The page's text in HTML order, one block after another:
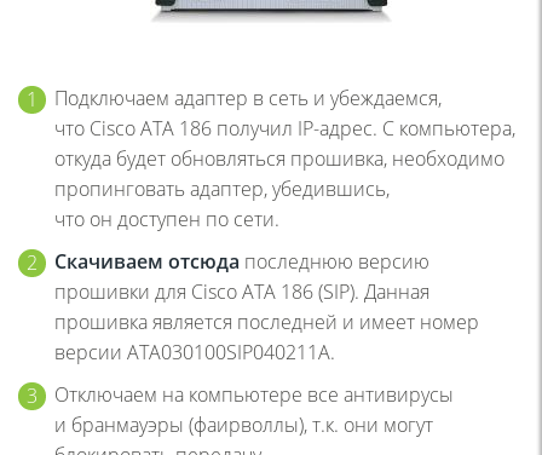
Подключаем адаптер в сеть и убеждаемся,
что Cisco ATA 186 получил IP-адрес. С компьютера,
откуда будет обновляться прошивка, необходимо
пропинговать адаптер, убедившись,
что он доступен по сети.
Скачиваем отсюда последнюю версию
прошивки для Cisco ATA 186(SIP). Данная
прошивка является последней и имеет номер
версии ATA030100SIP040211A.
Отключаем на компьютере все антивирусы
и бранмауэры (фаирволлы), т.к. они могут